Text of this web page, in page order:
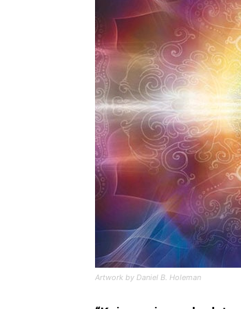
Artwork by Daniel B. Holeman